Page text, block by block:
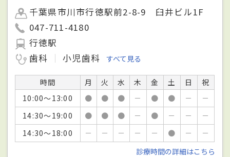
千葉県市川市行徳駅前2-8-9 臼井ビル1F
047-711-4180
行徳駅
歯科
小児歯科 すべて見る
時間 月 火 水 木 金 土 日
祝
10:00～13:00
● ● ● － ● ● －
－
14:30～19:00
● ● ● － ● － －
－
14:30～18:00
－ － － － － ● －
－
診療時間の詳細はこちら